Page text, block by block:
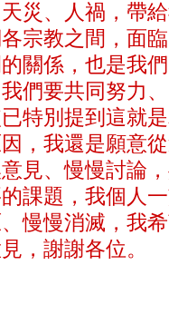
災、人禍，帶
宗教之間，面
關係，也是我
我們要共同努力
特別提到這就
，我還是願意
見、慢慢討論
課題，我個人
慢慢消滅，我
，謝謝各位。